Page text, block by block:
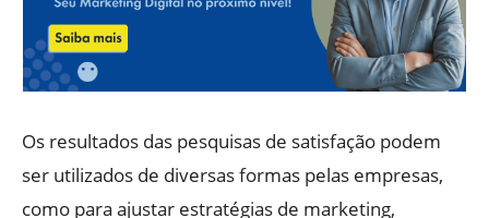
Os resultados das pesquisas de satisfação podem
ser utilizados de diversas formas pelas empresas,
como para ajustar estratégias de marketing,